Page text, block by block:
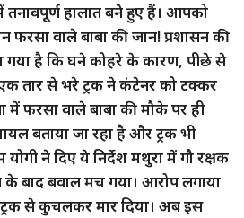
तनावपूर्ण हालात बने हुए हैं। आपको
फरसा वाले बाबा की जान! प्रशासन की
गया है कि घने कोहरे के कारण, पीछे से
तार से भरे ट्रक ने कंटेनर को टक्कर
में फरसा वाले बाबा की मौके पर ही
बताया जा रहा है और ट्रक भी
योगी ने दिए ये निर्देश मथुरा में गौ रक्षक
के बाद बवाल मच गया। आरोप लगाया
से कुचलकर मार दिया। अब इस